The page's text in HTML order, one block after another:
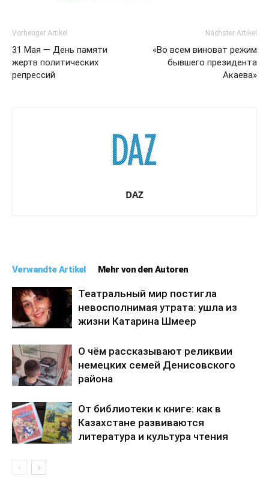
Vorheriger Artikel
31 Мая — День памяти
жертв политических
репрессий
Nächster Artikel
«Во всем виноват режим
бывшего президента
Акаева»
DAZ
Verwandte Artikel Mehr von den Autoren
Театральный мир постигла
невосполнимая утрата: ушла из
жизни Катарина Шмеер
О чём рассказывают реликвии
немецких семей Денисовского
района
От библиотеки к книге: как в
Казахстане развиваются
литература и культура чтения